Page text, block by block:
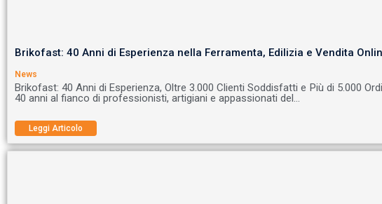
Brikofast: 40 Anni di Esperienza nella Ferramenta, Edilizia e Vendita
News
Brikofast: 40 Anni di Esperienza, Oltre 3.000 Clienti Soddisfatti e Più di 5.000
40 anni al fianco di professionisti, artigiani e appassionati del…
Leggi Articolo